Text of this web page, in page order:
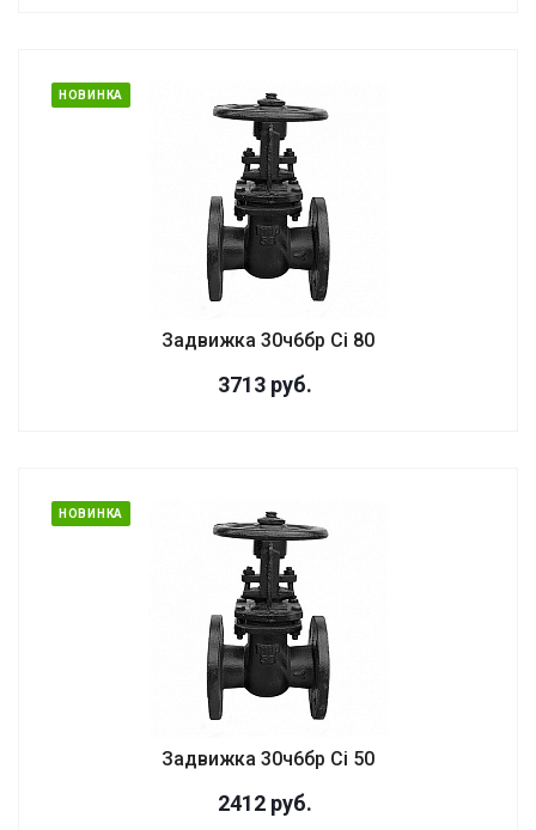
НОВИНКА
Задвижка 30ч6бр Ci 80
3713 руб.
НОВИНКА
Задвижка 30ч6бр Ci 50
2412 руб.